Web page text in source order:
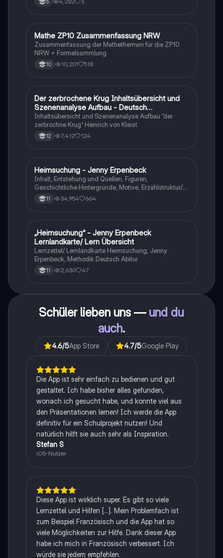
6
Mathe
Mathe ZP10 Zusammenfassung NRW
Zusammenfassung der Mathethemwn für die ZP10
NRW + Formelsammlung
10 10,201 518
Deutsch
Der zerbrochene Krug Inhaltsübersicht und
Szenenanalyse Aufbau - Deutsch
Q1/Q2/Abitur
Inhaltsübersicht und Szenenanalyse Aufbau “der
zerbrochne Krug” Heinrich von Kleist
12 7,412 124
Deutsch
Heimsuchung - Jenny Erpenbeck
Inhalt, Entstehung und Quellen, Figuren,
Geschichtliche Hintergründe, Motive, Erzählstruktur/-
stil 11 34,954 664
Deutsch
„Heimsuchung“ - Jenny Erpenbeck
Lernlandkarte/ Lern Übersicht
Lernzettel/ Lernlandkarte Heimsuchung, Jenny
Erpenbeck, Methodik Deutsch Abitur
11 2,630 47
Schüler lieben uns — und du
auch.
4.6/5App Store 4.7/5Google Play
Die App ist sehr einfach zu bedienen und gut
gestaltet. Ich habe bisher alles gefunden,
wonach ich gesucht habe, und konnte viel aus
den Präsentationen lernen! Ich werde die App
definitiv für ein Schulprojekt nutzen! Und
natürlich hilft sie auch sehr als Inspiration.
Stefan S
iOS-Nutzer
Diese App ist wirklich super. Es gibt so viele
Lernzettel und Hilfen [...]. Mein Problemfach ist
zum Beispiel Französisch und die App hat so
viele Möglichkeiten zur Hilfe. Dank dieser App
habe ich mich in Französisch verbessert. Ich
würde sie jedem empfehlen.